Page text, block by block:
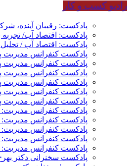
رادیو کسب و کار
پادکست: رقیبان آینده،
پادکست: اقتصاد آب/ تجربه
پادکست: اقتصاد آب /
پادکست کنفرانس مدیریت
پادکست کنفرانس مدیریت
پادکست کنفرانس مدیریت
پادکست کنفرانس مدیریت
پادکست کنفرانس مدیریت
پادکست کنفرانس مدیریت
پادکست کنفرانس مدیریت:
پادکست کنفرانس مدیریت:
پادکست کنفرانس مدیریت:
پادکست کنفرانس مدیریت:
پادکست کنفرانس مدیریت:
پادکست سخنرانی دکتر